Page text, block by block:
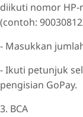
diikuti nomor HP-
(contoh:
- Masukkan
- Ikuti petunjuk
pengisian GoPay.
3. BCA